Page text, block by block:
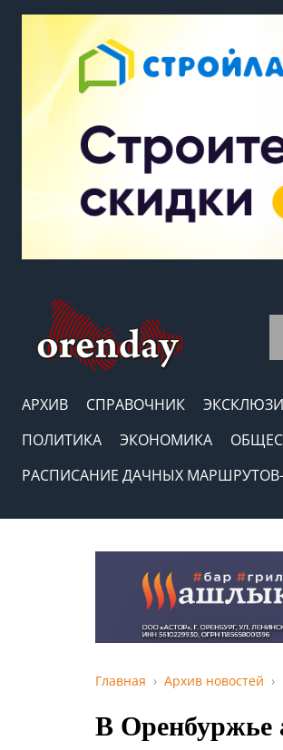
АРХИВ СПРАВОЧНИК
ПОЛИТИКА
ЭКОНОМИКА
РАСПИСАНИЕ ДАЧНЫХ МАРШРУТОВ-
Главная Архив новостей
В Оренбуржье